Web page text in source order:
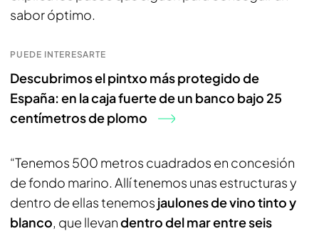
sabor óptimo.
PUEDE INTERESARTE
Descubrimos el pintxo más protegido de
España: en la caja fuerte de un banco bajo 25
centímetros de plomo
“Tenemos 500 metros cuadrados en concesión
de fondo marino. Allí tenemos unas estructuras y
dentro de ellas tenemos jaulones de vino tinto y
blanco, que llevandentro del mar entre seis